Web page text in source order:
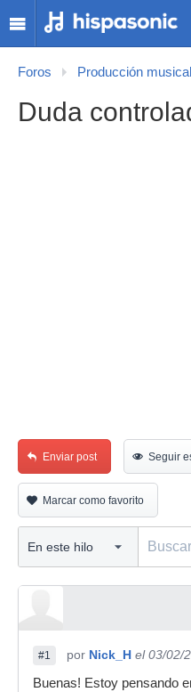
Foros Producción musical
Duda
Enviar post Seguir
Marcar como favorito
#1 por Nick_H el 03/02/
Buenas! Estoy pensando